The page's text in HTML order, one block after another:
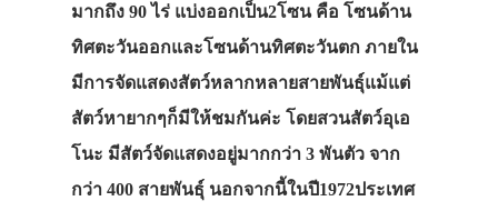
มากถึง 90 ไร่ แบ่งออกเป็น2โซน คือ โซนด้าน
ทิศตะวันออกและโซนด้านทิศตะวันตก ภายใน
มีการจัดแสดงสัตว์หลากหลายสายพันธุ์แม้แต่
สัตว์หายากๆก็มีให้ชมกันค่ะ โดยสวนสัตว์อุเอ
โนะ มีสัตว์จัดแสดงอยู่มากกว่า 3 พันตัว จาก
กว่า 400 สายพันธุ์ นอกจากนี้ในปี1972ประเทศ